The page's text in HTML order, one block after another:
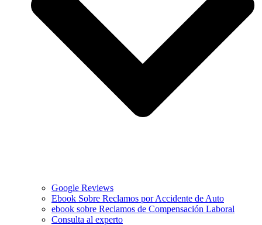
Google Reviews
Ebook Sobre Reclamos por Accidente de Auto
ebook sobre Reclamos de Compensación Laboral
Consulta al experto